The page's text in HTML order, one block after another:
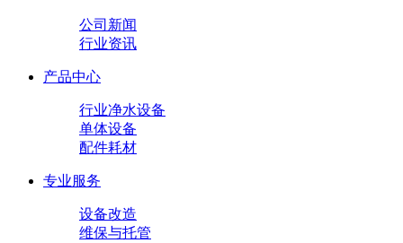
公司新闻
行业资讯
产品中心
行业净水设备
单体设备
配件耗材
专业服务
设备改造
维保与托管